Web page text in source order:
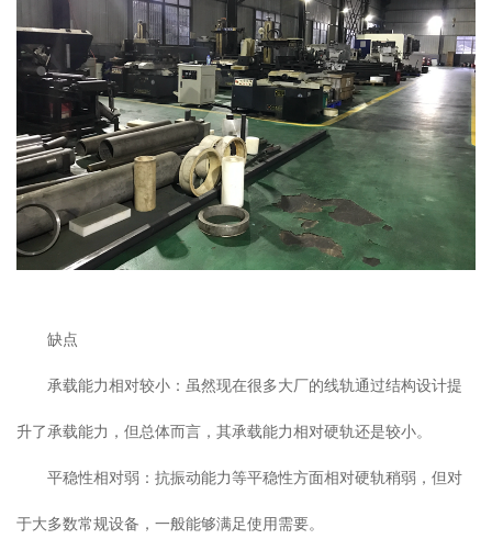
缺点
承载能力相对较小：虽然现在很多大厂的线轨通过结构设计提
升了承载能力，但总体而言，其承载能力相对硬轨还是较小。
平稳性相对弱：抗振动能力等平稳性方面相对硬轨稍弱，但对
于大多数常规设备，一般能够满足使用需要。